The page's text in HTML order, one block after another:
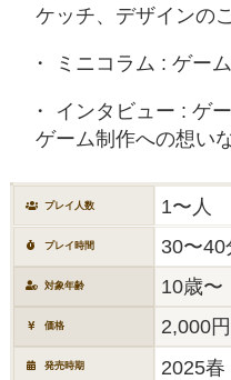
ケッチ、デザインの
ミニコラム : ゲー
インタビュー : ゲ
ゲーム制作への想い
プレイ人数 1〜人
プレイ時間 30〜40
対象年齢 10歳〜
価格 2,000円
発売時期 2025春